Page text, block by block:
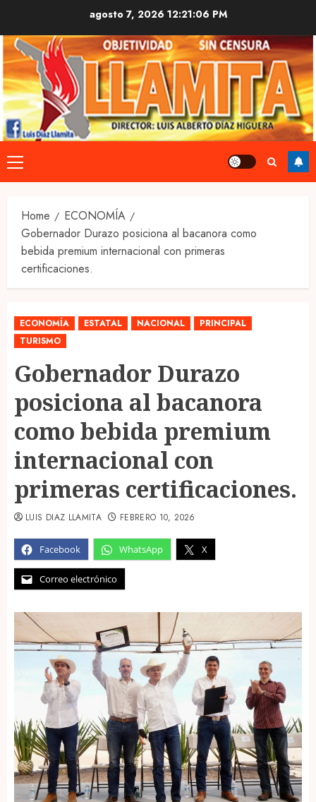
content
agosto 7, 2026 12:21:06 PM
Primary
Menu
Home
ECONOMÍA
Gobernador Durazo posiciona al bacanora como
bebida premium internacional con primeras
certificaciones.
ECONOMÍA ESTATAL NACIONAL
PRINCIPAL
TURISMO
Gobernador Durazo
posiciona al bacanora
como bebida premium
internacional con
primeras certificaciones.
Facebook WhatsApp X
Correo electrónico
LUIS DIAZ LLAMITA FEBRERO 10, 2026